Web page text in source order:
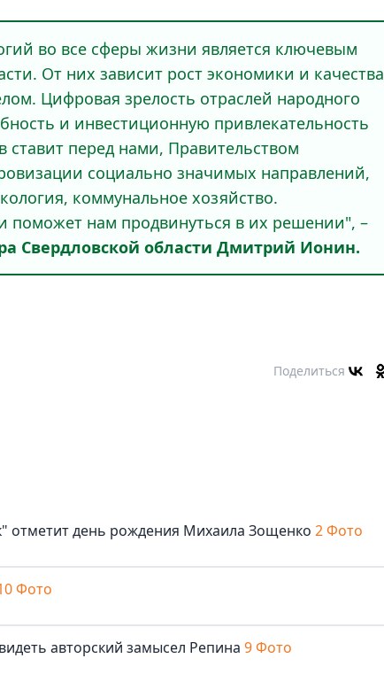
во все сферы жизни является ключевым
От них зависит рост экономики и качества
Цифровая зрелость отраслей народного
и инвестиционную привлекательность
ставит перед нами, Правительством
социально значимых направлений,
коммунальное хозяйство.
поможет нам продвинуться в их решении", –
Свердловской области Дмитрий Ионин.
Поделиться
отметит день рождения Михаила Зощенко 2 Фото
Фото
авторский замысел Репина 9 Фото